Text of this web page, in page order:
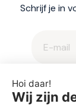
Schrijf je in